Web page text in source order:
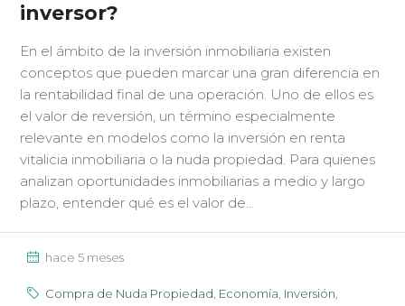
inversor?
En el ámbito de la inversión inmobiliaria existen
conceptos que pueden marcar una gran diferencia en
la rentabilidad final de una operación. Uno de ellos es
el valor de reversión, un término especialmente
relevante en modelos como la inversión en renta
vitalicia inmobiliaria o la nuda propiedad. Para quienes
analizan oportunidades inmobiliarias a medio y largo
plazo, entender qué es el valor de...
hace 5 meses
Compra de Nuda Propiedad, Economía, Inversión,